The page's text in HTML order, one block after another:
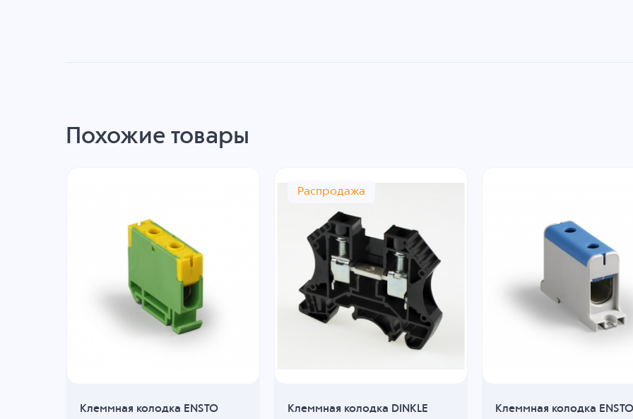
Похожие товары
Клеммная колодка ENSTO
Распродажа
Клеммная колодка DINKLE
Клеммная колодка ENSTO